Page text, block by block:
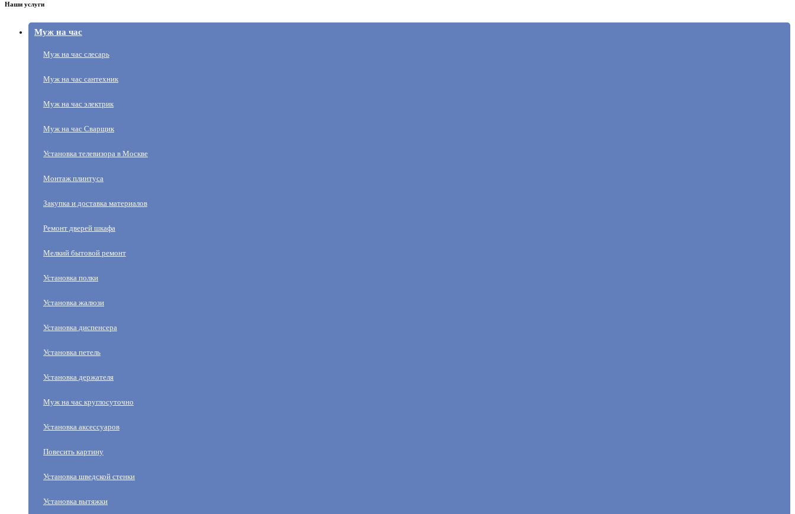
Наши услуги
Муж на час
Муж на час слесарь
Муж на час сантехник
Муж на час электрик
Муж на час Сварщик
Установка телевизора в Москве
Монтаж плинтуса
Закупка и доставка материалов
Ремонт дверей шкафа
Мелкий бытовой ремонт
Установка полки
Установка жалюзи
Установка диспенсера
Установка петель
Установка держателя
Муж на час круглосуточно
Установка аксессуаров
Повесить картину
Установка шведской стенки
Установка вытяжки